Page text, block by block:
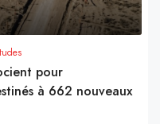
pour
à 662 nouveaux